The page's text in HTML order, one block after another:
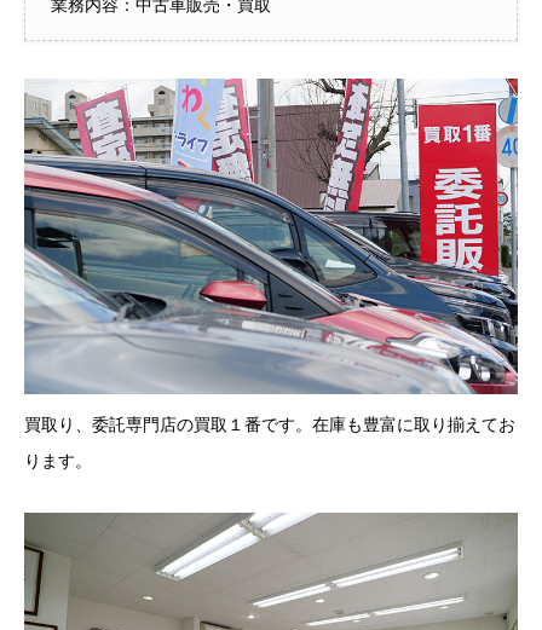
業務内容：中古車販売・買取
買取り、委託専門店の買取１番です。在庫も豊富に取り揃えてお
ります。